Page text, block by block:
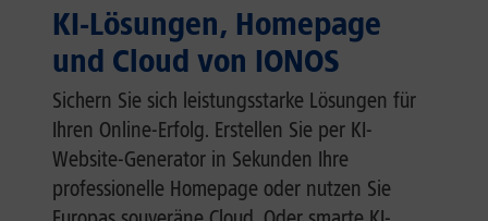
KI-Lösungen, Homepage
und Cloud von IONOS
Sichern Sie sich leistungsstarke Lösungen für
Ihren Online-Erfolg. Erstellen Sie per KI-
Website-Generator in Sekunden Ihre
professionelle Homepage oder nutzen Sie